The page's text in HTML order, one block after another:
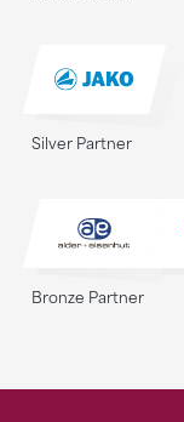
Silver Partner
Bronze Partner